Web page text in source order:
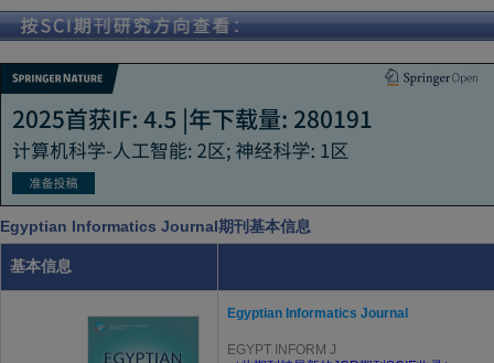
Egyptian Informatics Journal期刊基本信息
基本信息
Egyptian Informatics Journal
EGYPT INFORM J